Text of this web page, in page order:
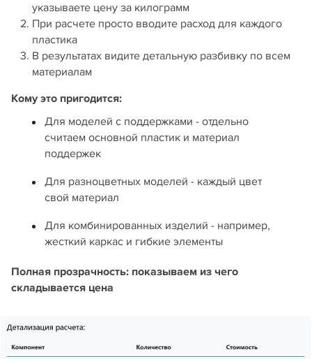
указываете цену за килограмм
При расчете просто вводите расход для каждого
пластика
В результатах видите детальную разбивку по всем
материалам
Кому это пригодится:
Для моделей с поддержками - отдельно
считаем основной пластик и материал
поддержек
Для разноцветных моделей - каждый цвет
свой материал
Для комбинированных изделий - например,
жесткий каркас и гибкие элементы
Полная прозрачность: показываем из чего
складывается цена